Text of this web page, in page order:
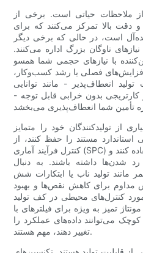
ملاحظات حیاتی است. برخی از
و دقت بالا تمرکز می‌کنند که برای
است، در حالی که برخی دیگر
ناوگان بزرگ اداره می‌کنند.
با نیازهای حجمی شما همسو
افزایش‌های فصلی یا رشد کسب‌وکار،
انعطاف‌پذیر - مانند توانایی
بدون خرابی قابل توجه -
از تولیدکنندگان خود را متمایز
استاندارد مستند را حفظ کنند، از
کنترل فرآیند آماری (SPC) برای ردیابی متغیرهای حیاتی استفاده کنند و
شدن‌ها داشته باشند. به دنبال
مانند تولید ناب یا ابتکارات شش
مداوم برای کاهش نقص‌ها و بهبود
کنترل‌های محیطی در کف تولید
تمیز به ویژه برای فیلترهای با
کوچک می‌توانند داده‌های عملکرد را
تغییر دهند، مهم هستند.